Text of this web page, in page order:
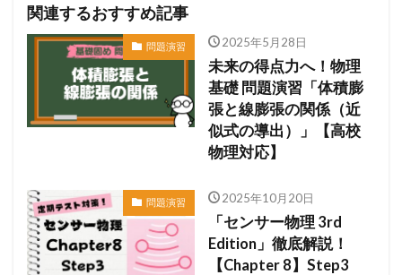
関連するおすすめ記事
問題演習 2025年5月28日
未来の得点力へ！物理
基礎 問題演習「体積膨
張と線膨張の関係（近
似式の導出）」【高校
物理対応】
問題演習 2025年10月20日
「センサー物理 3rd
Edition」徹底解説！
【Chapter 8】Step3